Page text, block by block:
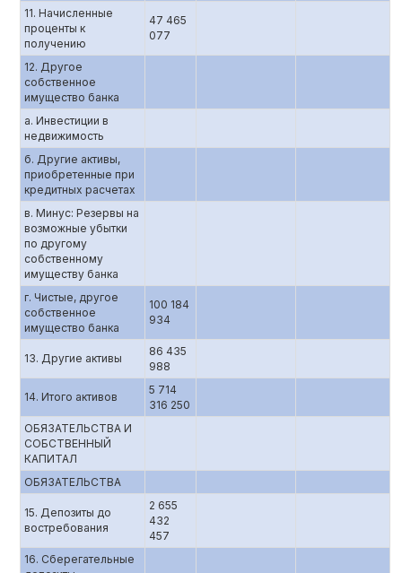
11. Начисленные
проценты к
получению
47 465
077
12. Другое
собственное
имущество банка
а. Инвестиции в
недвижимость
б. Другие активы,
приобретенные при
кредитных расчетах
в. Минус: Резервы на
возможные убытки
по другому
собственному
имуществу банка
г. Чистые, другое
собственное
имущество банка
100 184
934
13. Другие активы
86 435
988
14. Итого активов
5 714
316 250
ОБЯЗАТЕЛЬСТВА И
СОБСТВЕННЫЙ
КАПИТАЛ
ОБЯЗАТЕЛЬСТВА
15. Депозиты до
востребования
2 655
432
457
16. Сберегательные